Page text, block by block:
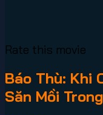
Rate this movie
Báo Thù: Khi
Săn Mồi